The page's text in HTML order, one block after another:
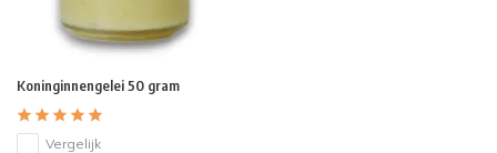
Koninginnengelei 50 gram
Vergelijk